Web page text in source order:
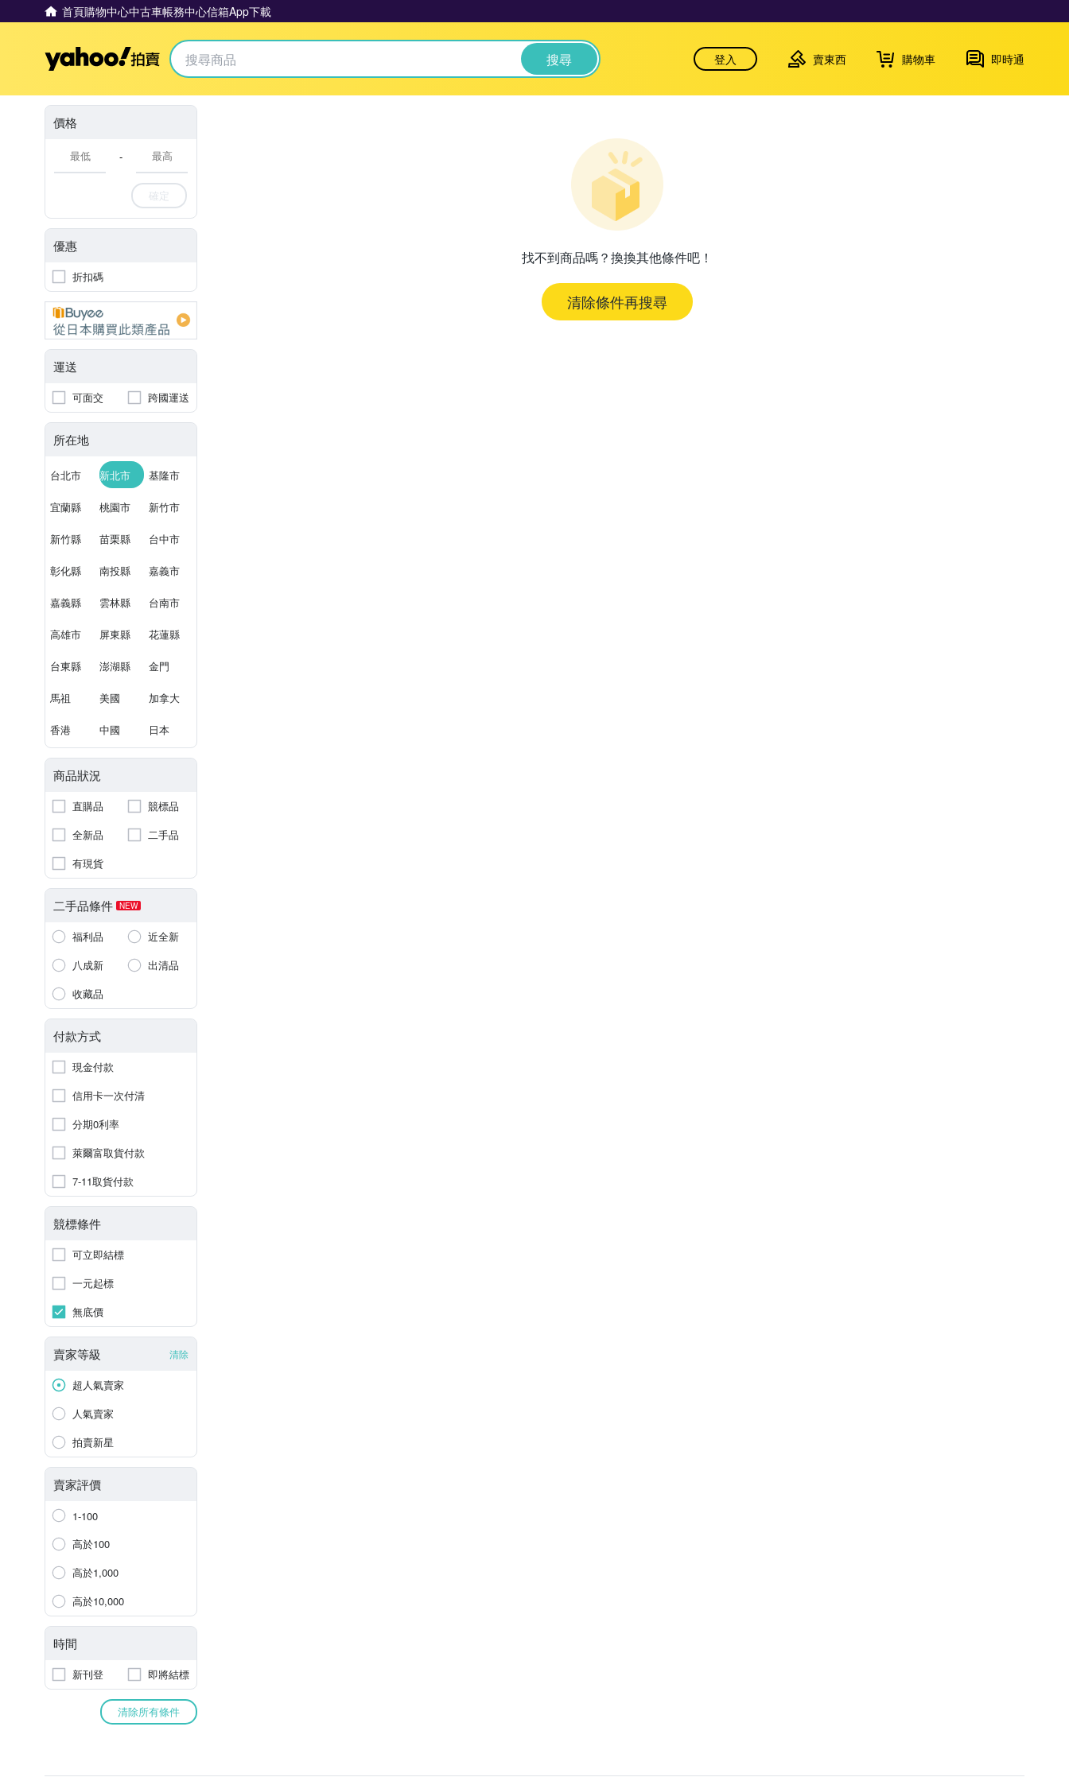
首頁購物中心中古車帳務中心信箱App下載
Yahoo拍賣 搜尋 登入 賣東西 購物車 即時通
價格
-
確定
優惠
折扣碼
運送
可面交 跨國運送
所在地
台北市 新北市 基隆市
宜蘭縣 桃園市 新竹市
新竹縣 苗栗縣 台中市
彰化縣 南投縣 嘉義市
嘉義縣 雲林縣 台南市
高雄市 屏東縣 花蓮縣
台東縣 澎湖縣 金門
馬祖 美國 加拿大
香港 中國 日本
商品狀況
直購品
競標品
全新品
二手品
有現貨
二手品條件 NEW
福利品
近全新
八成新
出清品
收藏品
付款方式
現金付款
信用卡一次付清
分期0利率
萊爾富取貨付款
7-11取貨付款
競標條件
可立即結標
一元起標
無底價
賣家等級 清除
超人氣賣家
人氣賣家
拍賣新星
賣家評價
1-100
高於100
高於1,000
高於10,000
時間
新刊登 即將結標
清除所有條件
找不到商品嗎？換換其他條件吧！
清除條件再搜尋